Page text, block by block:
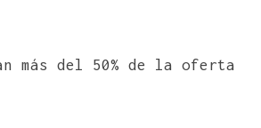
más del 50% de la oferta